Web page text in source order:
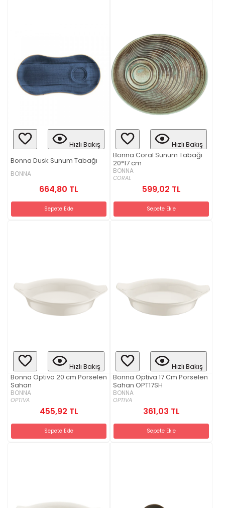
Hızlı Bakış
Bonna Dusk Sunum Tabağı
BONNA
664,80 TL
Sepete Ekle
Hızlı Bakış
Bonna Coral Sunum Tabağı
20*17 cm
BONNA
CORAL
599,02 TL
Sepete Ekle
Hızlı Bakış
Bonna Optiva 20 cm Porselen
Sahan
BONNA
OPTIVA
455,92 TL
Sepete Ekle
Hızlı Bakış
Bonna Optiva 17 Cm Porselen
Sahan OPT17SH
BONNA
OPTIVA
361,03 TL
Sepete Ekle